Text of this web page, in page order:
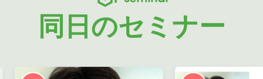
同日のセミナー